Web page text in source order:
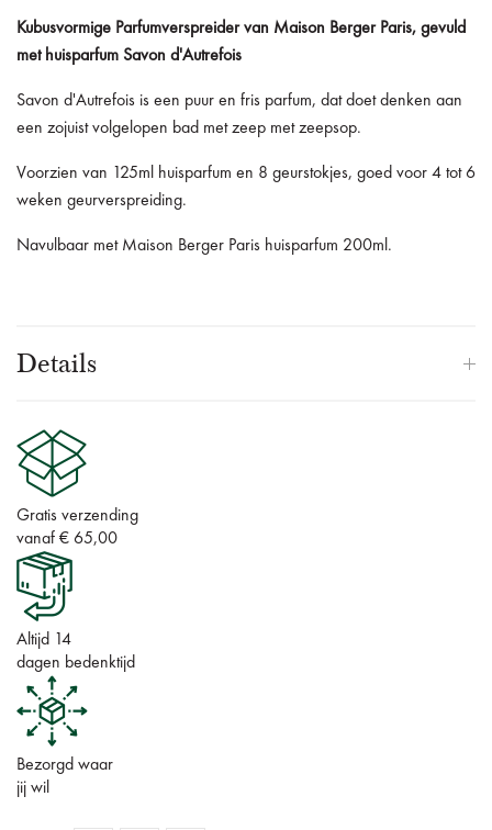
Kubusvormige Parfumverspreider van Maison Berger Paris, gevuld
met huisparfum Savon d'Autrefois
Savon d'Autrefois is een puur en fris parfum, dat doet denken aan
een zojuist volgelopen bad met zeep met zeepsop.
Voorzien van 125ml huisparfum en 8 geurstokjes, goed voor 4 tot 6
weken geurverspreiding.
Navulbaar met Maison Berger Paris huisparfum 200ml.
Details
Gratis verzending
vanaf € 65,00
Altijd 14
dagen bedenktijd
Bezorgd waar
jij wil